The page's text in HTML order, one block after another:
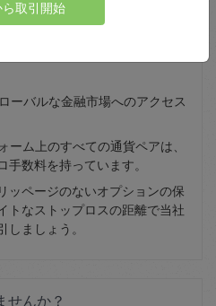
ーバルな金融市場へのアクセス
ム上のすべての通貨ペアは、
数料を持っています。
ッページのないオプションの保
トなストップロスの距離で当社
しましょう。
せんか？
取引開始